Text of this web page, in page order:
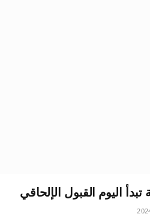
اليوم القبول الإلحاقي